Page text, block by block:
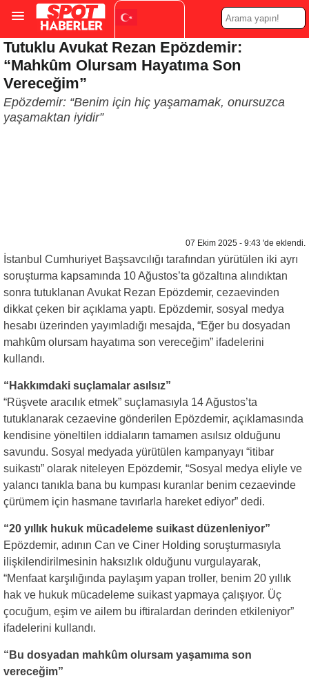
Turkish ▼
Tutuklu Avukat Rezan Epözdemir:
“Mahkûm Olursam Hayatıma Son
Vereceğim”
Epözdemir: “Benim için hiç yaşamamak, onursuzca
yaşamaktan iyidir”
07 Ekim 2025 - 9:43 'de eklendi.
İstanbul Cumhuriyet Başsavcılığı tarafından yürütülen iki ayrı
soruşturma kapsamında 10 Ağustos’ta gözaltına alındıktan
sonra tutuklanan Avukat Rezan Epözdemir, cezaevinden
dikkat çeken bir açıklama yaptı. Epözdemir, sosyal medya
hesabı üzerinden yayımladığı mesajda, “Eğer bu dosyadan
mahkûm olursam hayatıma son vereceğim” ifadelerini
kullandı.
“Hakkımdaki suçlamalar asılsız”
“Rüşvete aracılık etmek” suçlamasıyla 14 Ağustos’ta
tutuklanarak cezaevine gönderilen Epözdemir, açıklamasında
kendisine yöneltilen iddiaların tamamen asılsız olduğunu
savundu. Sosyal medyada yürütülen kampanyayı “itibar
suikastı” olarak niteleyen Epözdemir, “Sosyal medya eliyle ve
yalancı tanıkla bana bu kumpası kuranlar benim cezaevinde
çürümem için hasmane tavırlarla hareket ediyor” dedi.
“20 yıllık hukuk mücadeleme suikast düzenleniyor”
Epözdemir, adının Can ve Ciner Holding soruşturmasıyla
ilişkilendirilmesinin haksızlık olduğunu vurgulayarak,
“Menfaat karşılığında paylaşım yapan troller, benim 20 yıllık
hak ve hukuk mücadeleme suikast yapmaya çalışıyor. Üç
çocuğum, eşim ve ailem bu iftiralardan derinden etkileniyor”
ifadelerini kullandı.
“Bu dosyadan mahkûm olursam yaşamıma son
vereceğim”